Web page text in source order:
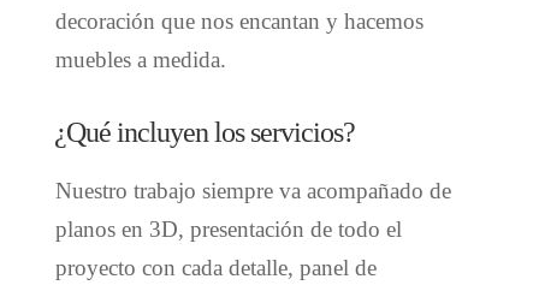
decoración que nos encantan y hacemos
muebles a medida.
¿Qué incluyen los servicios?
Nuestro trabajo siempre va acompañado de
planos en 3D, presentación de todo el
proyecto con cada detalle, panel de